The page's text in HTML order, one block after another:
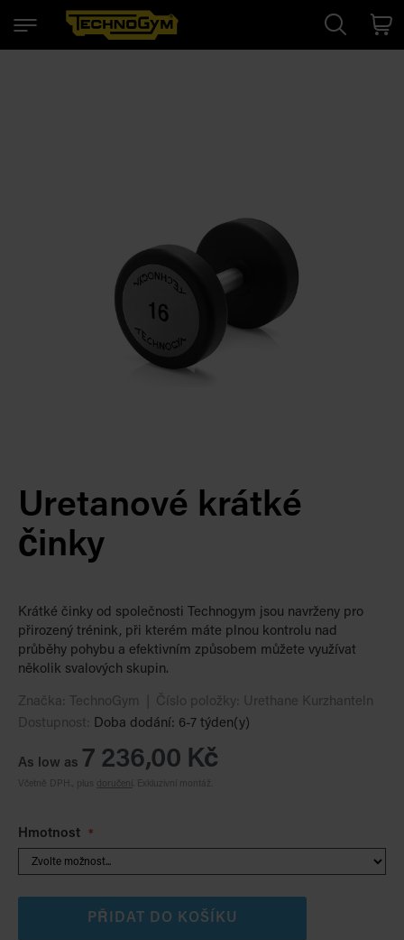
Cart
Uretanové krátké
činky
Krátké činky od společnosti Technogym jsou navrženy pro
přirozený trénink, při kterém máte plnou kontrolu nad
průběhy pohybu a efektivním způsobem můžete využívat
několik svalových skupin.
Značka: TechnoGym Číslo položky:
Urethane Kurzhanteln
Dostupnost: Doba dodání: 6-7 týden(y)
As low as 7 236,00 Kč
Včetně DPH., plus doručení Exkluzivní montáž.
Hmotnost
PŘIDAT DO KOŠÍKU